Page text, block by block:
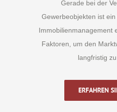
Gerade bei der
Gewerbeobjekten ist
Immobilienmanagement
Faktoren, um den
langfristig zu
ERFAHREN